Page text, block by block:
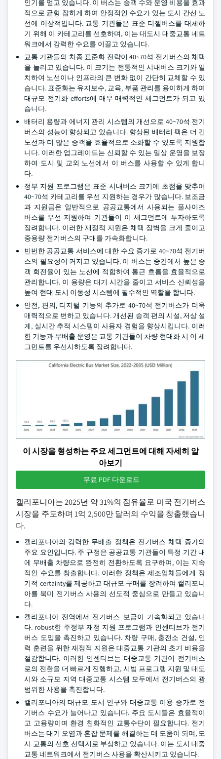
인기를 얻고 있습니다. 이 버스는 승객 수와 운영 비용을 효과
적으로 균형 잡히게 하여 안정적인 수요가 있는 도시 간선 노
선에 이상적입니다. 교통 기관들은 표준 디젤버스를 대체하
기 위해 이 카테고리를 선호하며, 이는 대도시 대중교통 네트
워크에서 강력한 수요를 이끌고 있습니다.
교통 기관들의 차종 표준화 전략이 40~70석 전기버스의 채택
을 늘리고 있습니다. 이 크기는 전통적인 시내버스 크기와 일
치하여 노선이나 인프라의 큰 변화 없이 간단히 교체할 수 있
습니다. 표준화는 유지보수, 교육, 부품 관리를 용이하게 하여
대규모 전기화 efforts에 매우 매력적인 세그먼트가 되고 있
습니다.
배터리 용량과 에너지 관리 시스템의 개선으로 40~70석 전기
버스의 성능이 향상되고 있습니다. 향상된 배터리 팩은 더 긴
노선과 더 많은 승객을 효율적으로 소화할 수 있도록 지원합
니다. 이러한 업그레이드는 신뢰할 수 있는 일상 운영을 보장
하여 도시 및 교외 노선에서 이 버스를 사용할 수 있게 합니
다.
정부 지원 프로그램은 표준 시내버스 크기에 초점을 맞추어
40~70석 카테고리를 우선 지원하는 경우가 많습니다. 보조금
과 지원금은 일반적으로 공공교통에서 사용되는 풀사이즈
버스를 우선 지원하여 기관들이 이 세그먼트에 투자하도록
장려합니다. 이러한 재정적 지원은 채택 장벽을 크게 줄이고
중용량 전기버스의 구매를 가속화합니다.
빈번한 공공교통 서비스에 대한 수요 증가로 40~70석 전기버
스의 필요성이 커지고 있습니다. 이 버스는 중간에서 높은 승
객 회전율이 있는 노선에 적합하여 통근 흐름을 효율적으로
관리합니다. 이 용량은 대기 시간을 줄이고 서비스 신뢰성을
높여 현대 도시 이동성 시스템에 필수적인 역할을 합니다.
안전, 편의, 디지털 기능의 추가로 40~70석 전기버스가 더욱
매력적으로 변하고 있습니다. 개선된 승객 편의 시설, 저상 설
계, 실시간 추적 시스템이 사용자 경험을 향상시킵니다. 이러
한 기능과 무배출 운영은 교통 기관들이 차량 현대화 시 이 세
그먼트를 우선시하도록 장려합니다.
이 시장을 형성하는 주요 세그먼트에 대해 자세히 알
아보기
무료 PDF 다운로드
캘리포니아는 2025년 약 31%의 점유율로 미국 전기버스
시장을 주도하며 1억 2,500만 달러의 수익을 창출했습니
다.
캘리포니아의 강력한 무배출 정책은 전기버스 채택 증가의
주요 요인입니다. 주 규정은 공공교통 기관들이 특정 기간 내
에 무배출 차량으로 완전히 전환하도록 요구하며, 이는 지속
적인 수요를 창출합니다. 이러한 정책은 제조업체들에게 장
기적 certainty를 제공하고 대규모 구매를 장려하여 캘리포니
아를 북미 전기버스 사용의 선도적 중심으로 만들고 있습니
다.
캘리포니아 전역에서 전기버스 보급이 가속화되고 있습니
다. robust한 주정부 재정 지원 프로그램과 인센티브가 전기
버스 도입을 촉진하고 있습니다. 차량 구매, 충전소 건설, 인
력 훈련을 위한 재정적 지원은 대중교통 기관의 초기 비용을
절감합니다. 이러한 인센티브는 대중교통 기관이 전기버스
로의 전환을 더 빠르게 진행하고, 시범 프로그램 지원 및 대도
시와 소규모 지역 대중교통 시스템 모두에서 전기버스의 광
범위한 사용을 촉진합니다.
캘리포니아의 대규모 도시 인구와 대중교통 이용 증가로 전
기버스 수요가 늘어나고 있습니다. 주요 도시들은 효율적이
고 고용량이며 환경 친화적인 교통수단이 필요합니다. 전기
버스는 대기 오염과 혼잡 문제를 해결하는 데 도움이 되며, 도
시 교통의 선호 선택지로 부상하고 있습니다. 이는 도시 대중
교통 네트워크에서 전기버스 사용을 확산시키고 있습니다.